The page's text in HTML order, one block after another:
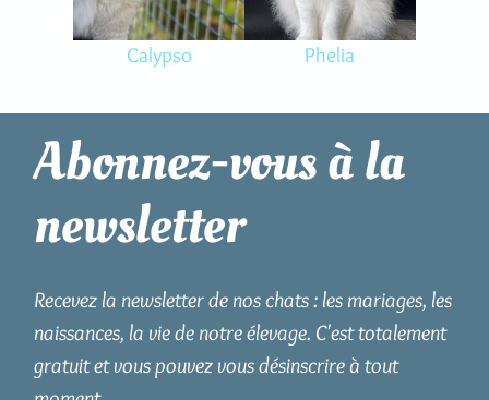
Calypso Phelia
Abonnez-vous à la
newsletter
Recevez la newsletter de nos chats : les mariages, les
naissances, la vie de notre élevage. C'est totalement
gratuit et vous pouvez vous désinscrire à tout